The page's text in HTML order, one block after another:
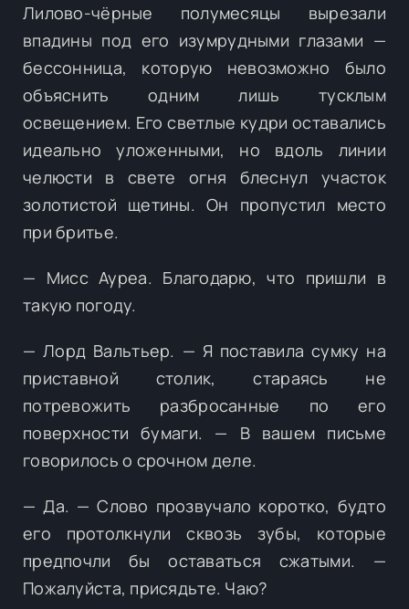
Лилово-чёрные полумесяцы вырезали
впадины под его изумрудными глазами —
бессонница, которую невозможно было
объяснить одним лишь тусклым
освещением. Его светлые кудри оставались
идеально уложенными, но вдоль линии
челюсти в свете огня блеснул участок
золотистой щетины. Он пропустил место
при бритье.
— Мисс Ауреа. Благодарю, что пришли в
такую погоду.
— Лорд Вальтьер. — Я поставила сумку на
приставной столик, стараясь не
потревожить разбросанные по его
поверхности бумаги. — В вашем письме
говорилось о срочном деле.
— Да. — Слово прозвучало коротко, будто
его протолкнули сквозь зубы, которые
предпочли бы оставаться сжатыми. —
Пожалуйста, присядьте. Чаю?